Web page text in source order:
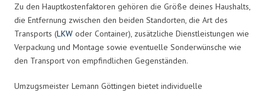
Zu den Hauptkostenfaktoren gehören die Größe deines Haushalts,
die Entfernung zwischen den beiden Standorten, die Art des
Transports (LKW oder Container), zusätzliche Dienstleistungen wie
Verpackung und Montage sowie eventuelle Sonderwünsche wie
den Transport von empfindlichen Gegenständen.
Umzugsmeister Lemann Göttingen bietet individuelle